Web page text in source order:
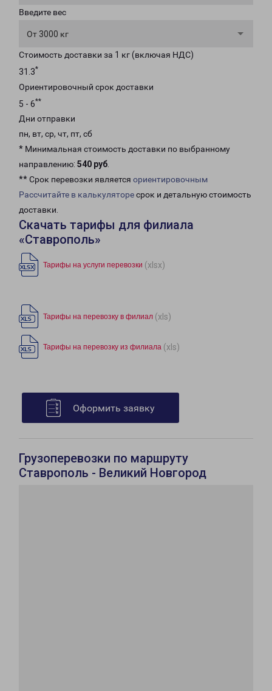
Введите вес
От 3000 кг
Стоимость доставки за 1 кг (включая НДС)
31.3*
Ориентировочный срок доставки
5 - 6**
Дни отправки
пн, вт, ср, чт, пт, сб
* Минимальная стоимость доставки по выбранному
направлению: 540 руб.
** Срок перевозки является ориентировочным
Рассчитайте в калькуляторесрок и детальную стоимость
доставки.
Скачать тарифы для филиала
«Ставрополь»
Тарифы на услуги перевозки (xlsx)
Тарифы на перевозку в филиал (xls)
Тарифы на перевозку из филиала (xls)
Оформить заявку
Грузоперевозки по маршруту
Ставрополь - Великий Новгород